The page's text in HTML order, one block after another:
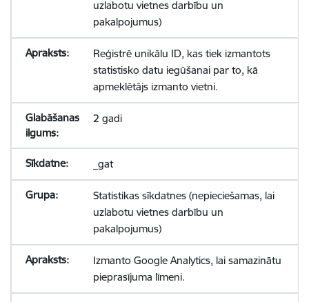
uzlabotu vietnes darbību un
pakalpojumus)
Reģistrē unikālu ID, kas tiek izmantots
statistisko datu iegūšanai par to, kā
apmeklētājs izmanto vietni.
2 gadi
_gat
Statistikas sīkdatnes (nepieciešamas, lai
uzlabotu vietnes darbību un
pakalpojumus)
Izmanto Google Analytics, lai samazinātu
pieprasījuma līmeni.